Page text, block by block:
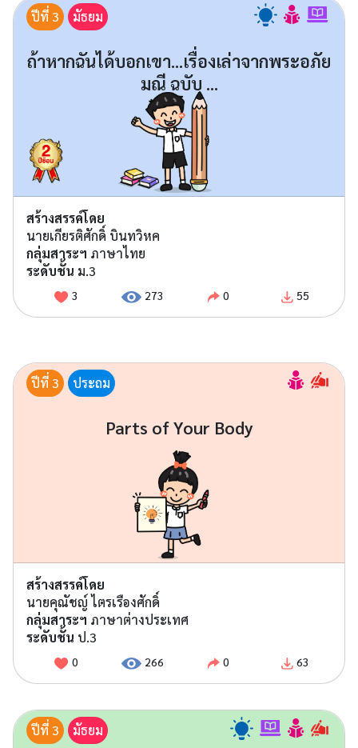
ปีที่ 3 มัธยม
ถ้าหากฉันได้บอกเขา...เรื่องเล่าจากพระอภัย
มณี ฉบับ ...
สร้างสรรค์โดย
นายเกียรติศักดิ์ บินทวิหค
กลุ่มสาระฯ ภาษาไทย
ระดับชั้น ม.3
3 273 0 55
ปีที่ 3 ประถม
Parts of Your Body
สร้างสรรค์โดย
นายคุณัชญ์ ไตรเรืองศักดิ์
กลุ่มสาระฯ ภาษาต่างประเทศ
ระดับชั้น ป.3
0 266 0 63
ปีที่ 3 มัธยม